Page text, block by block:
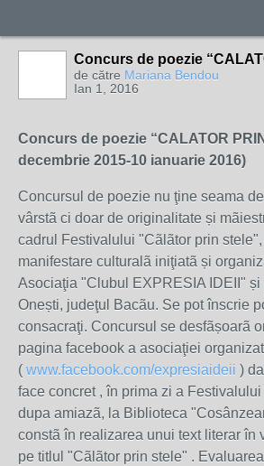
Concurs de poezie
de către Mariana Bendou
Ian 1, 2016
Concurs de poezie “CALATOR
decembrie 2015-10 ianuarie 2016)
Concursul de poezie nu ţine seama
vârstã ci doar de originalitate și
cadrul Festivalului "Cãlãtor prin stele",
manifestare culturalã iniţiatã și
Asociaţia "Clubul EXPRESIA IDEII" și
Onești, judeţul Bacãu. Se pot înscrie
consacraţi. Concursul se desfãșoarã
pagina facebook a asociaţiei
( www.facebook.com/expresiaideii )
face concret , în prima zi a
dupa amiazã, la Biblioteca
constã în realizarea unui text literar în
pe titlul "Cãlãtor prin stele" .